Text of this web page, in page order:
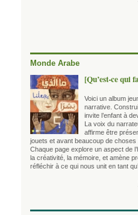
Monde Arabe
[Qu’est-ce qui
Voici un album
narrative.
invite l’enfant à
La voix du
affirme être
jouets et avant beaucoup de
Chaque page explore un aspect de
la créativité, la mémoire, et amène
réfléchir à ce qui nous unit en tant